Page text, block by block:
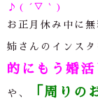
♪( ´▽｀ )
お正月休み中に
姉さんのインス
的にもう婚活
や、
「周りの